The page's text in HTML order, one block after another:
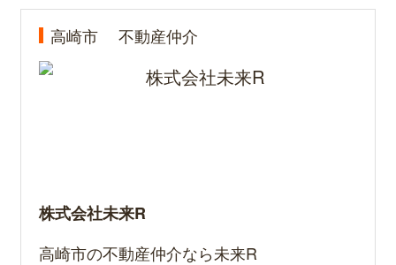
高崎市 不動産仲介
株式会社未来R
高崎市の不動産仲介なら未来R